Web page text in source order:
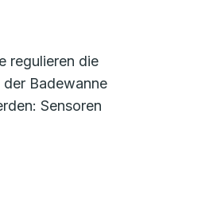
regulieren die
Badewanne
Sensoren